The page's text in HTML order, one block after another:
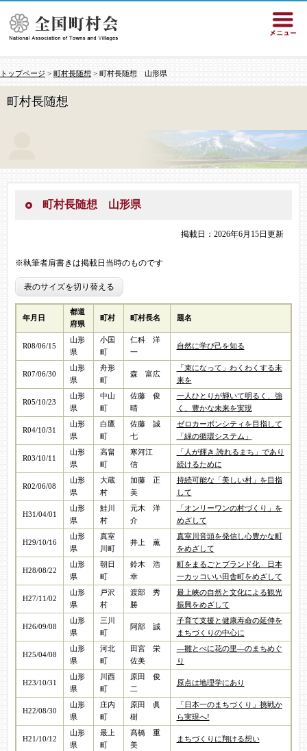
トップページ > 町村長随想 > 町村長随想 山形県
町村長随想
町村長随想 山形県
掲載日：2026年6月15日更新
※執筆者肩書きは掲載日当時のものです
表のサイズを切り替える
年月日
都道
府県
町村 町村長名 題名
R08/06/15
山形
県
小国
町
仁科 洋
一
自然に学び己を知る
R07/06/30
山形
県
舟形
町
森 富広
「束になって」わくわくする未
来を
R05/10/23
山形
県
中山
町
佐藤 俊
晴
一人ひとりが輝いて明るく、強
く、豊かな未来を実現
R04/10/31
山形
県
白鷹
町
佐藤 誠
七
ゼロカーボンシティを目指して
「緑の循環システム」
R03/10/11
山形
県
高畠
町
寒河江
信
「人が輝き 誇れるまち」であり
続けるために
R02/06/08
山形
県
大蔵
村
加藤 正
美
持続可能な「美しい村」を目指
して
H31/04/01
山形
県
鮭川
村
元木 洋
介
「オンリーワンの村づくり」を
めざして
H29/10/16
山形
県
真室
川町
井上 薫
真室川音頭を発信し心豊かな町
をめざして
H28/08/22
山形
県
朝日
町
鈴木 浩
幸
町をまるごとブランド化 日本
一カッコいい田舎町をめざして
H27/11/02
山形
県
戸沢
村
渡部 秀
勝
最上峡の自然と文化による観光
振興をめざして
H26/09/08
山形
県
三川
町
阿部 誠
子育て支援と健康寿命の延伸を
まちづくりの中心に
H25/04/08
山形
県
河北
町
田宮 栄
佐美
―雛とべに花の里―のまちめぐ
り
H23/10/31
山形
県
川西
町
原田 俊
二
原点は地理学にあり
H22/08/30
山形
県
庄内
町
原田 眞
樹
「日本一のまちづくり」挑戦か
ら実現へ!
H21/10/12
山形
県
最上
町
髙橋 重
美
まちづくりに翔ける想い